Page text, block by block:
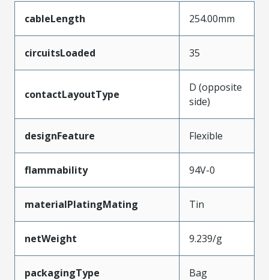
cableLength 254.00mm
circuitsLoaded 35
contactLayoutType
D (opposite
side)
designFeature Flexible
flammability 94V-0
materialPlatingMating Tin
netWeight 9.239/g
packagingType Bag